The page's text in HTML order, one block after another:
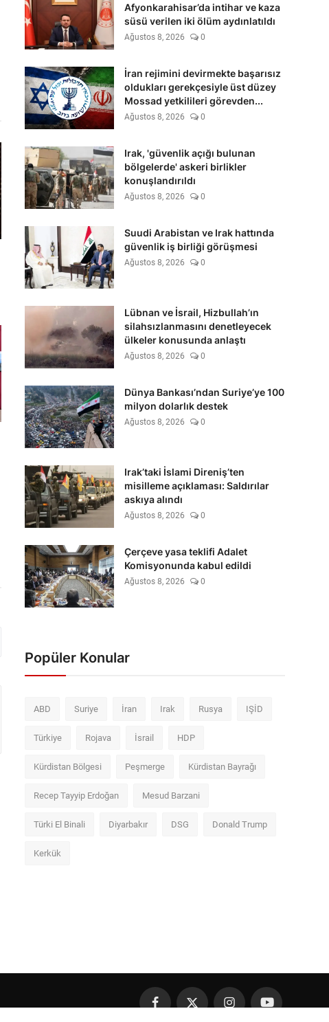
Afyonkarahisar’da intihar ve kaza
süsü verilen iki ölüm aydınlatıldı
Ağustos 8, 2026 0
İran rejimini devirmekte başarısız
oldukları gerekçesiyle üst düzey
Mossad yetkilileri görevden...
Ağustos 8, 2026 0
Irak, 'güvenlik açığı bulunan
bölgelerde' askeri birlikler
konuşlandırıldı
Ağustos 8, 2026 0
Suudi Arabistan ve Irak hattında
güvenlik iş birliği görüşmesi
Ağustos 8, 2026 0
Lübnan ve İsrail, Hizbullah’ın
silahsızlanmasını denetleyecek
ülkeler konusunda anlaştı
Ağustos 8, 2026 0
Dünya Bankası’ndan Suriye’ye 100
milyon dolarlık destek
Ağustos 8, 2026 0
Irak’taki İslami Direniş’ten
misilleme açıklaması: Saldırılar
askıya alındı
Ağustos 8, 2026 0
Çerçeve yasa teklifi Adalet
Komisyonunda kabul edildi
Ağustos 8, 2026 0
Popüler Konular
ABD Suriye İran Irak Rusya IŞİD
Türkiye Rojava İsrail HDP
Kürdistan Bölgesi Peşmerge Kürdistan Bayrağı
Recep Tayyip Erdoğan Mesud Barzani
Türki El Binali Diyarbakır DSG Donald Trump
Kerkük